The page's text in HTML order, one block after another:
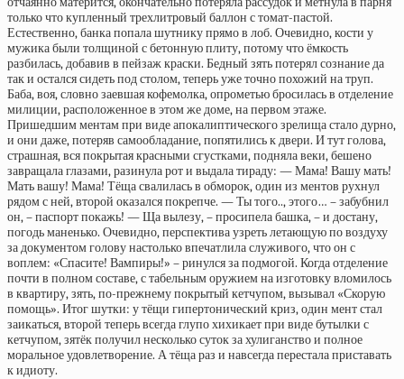
только что купленный трехлитровый баллон с томат-пастой.
Естественно, банка попала шутнику прямо в лоб. Очевидно, кости у
мужика были толщиной с бетонную плиту, потому что ёмкость
разбилась, добавив в пейзаж краски. Бедный зять потерял сознание да
так и остался сидеть под столом, теперь уже точно похожий на труп.
Баба, воя, словно заевшая кофемолка, опрометью бросилась в отделение
милиции, расположенное в этом же доме, на первом этаже.
Пришедшим ментам при виде апокалиптического зрелища стало дурно,
и они даже, потеряв самообладание, попятились к двери. И тут голова,
страшная, вся покрытая красными сгустками, подняла веки, бешено
завращала глазами, разинула рот и выдала тираду: — Мама! Вашу мать!
Мать вашу! Мама! Тёща свалилась в обморок, один из ментов рухнул
рядом с ней, второй оказался покрепче. — Ты того.., этого… – забубнил
он, – паспорт покажь! — Ща вылезу, – просипела башка, – и достану,
погодь маненько. Очевидно, перспектива узреть летающую по воздуху
за документом голову настолько впечатлила служивого, что он с
воплем: «Спасите! Вампиры!» – ринулся за подмогой. Когда отделение
почти в полном составе, с табельным оружием на изготовку вломилось
в квартиру, зять, по-прежнему покрытый кетчупом, вызывал «Скорую
помощь». Итог шутки: у тёщи гипертонический криз, один мент стал
заикаться, второй теперь всегда глупо хихикает при виде бутылки с
кетчупом, зятёк получил несколько суток за хулиганство и полное
моральное удовлетворение. А тёща раз и навсегда перестала приставать
к идиоту.